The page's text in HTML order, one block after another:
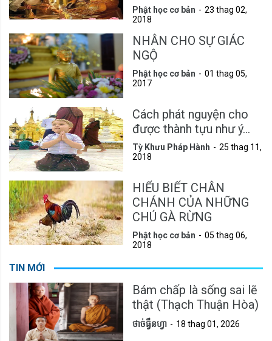
Phật học cơ bản
23 thag 02,
2018
NHÂN CHO SỰ GIÁC
NGỘ
Phật học cơ bản
01 thag 05,
2017
Cách phát nguyện cho
được thành tựu như ý...
Tỳ Khưu Pháp Hành
25 thag 11,
2018
HIỂU BIẾT CHÂN
CHÁNH CỦA NHỮNG
CHÚ GÀ RỪNG
Phật học cơ bản
05 thag 06,
2018
TIN MỚI
Bám chấp là sống sai lẽ
thật (Thạch Thuận Hòa)
ថាច់ធ្វឹនហ្វា 18 thag 01, 2026